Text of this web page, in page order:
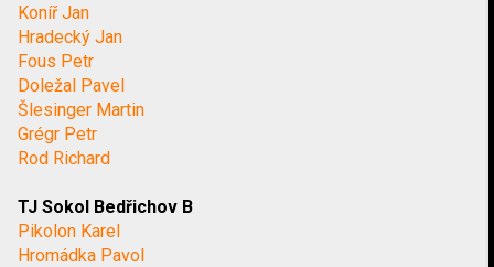
Koníř Jan
Hradecký Jan
Fous Petr
Doležal Pavel
Šlesinger Martin
Grégr Petr
Rod Richard
TJ Sokol Bedřichov B
Pikolon Karel
Hromádka Pavol